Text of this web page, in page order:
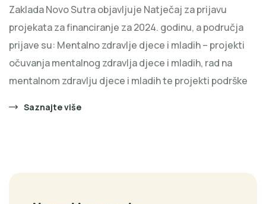
Zaklada Novo Sutra objavljuje Natječaj za prijavu
projekata za financiranje za 2024. godinu, a područja
prijave su: Mentalno zdravlje djece i mladih – projekti
očuvanja mentalnog zdravlja djece i mladih, rad na
mentalnom zdravlju djece i mladih te projekti podrške
Saznajte više